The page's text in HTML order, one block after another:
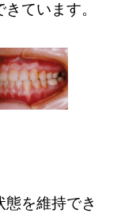
ています。
を維持でき